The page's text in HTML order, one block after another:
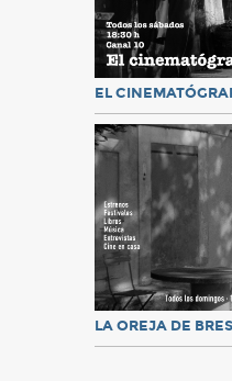
EL
LA OREJA DE